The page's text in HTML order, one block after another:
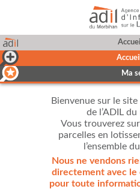
Ma
Bienvenue sur le
de l’ADIL
Vous trouverez
parcelles en
l’ensemble
Nous ne vendons
directement avec le
pour toute